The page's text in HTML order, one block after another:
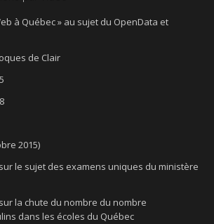
à Québec » au sujet du OpenData et
de Clair
2015)
le sujet des examens uniques du ministère
la chute du nombre du nombre
dans les écoles du Québec